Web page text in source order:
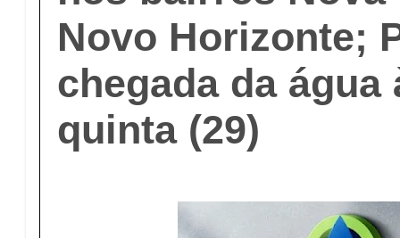
Novo Horizonte;
chegada da água
quinta (29)